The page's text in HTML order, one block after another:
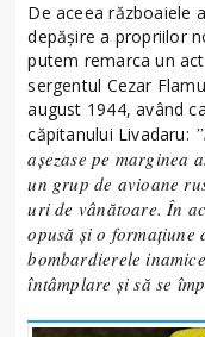
De aceea războaiele
depășire a propriilor
putem remarca un
sergentul Cezar
august 1944, având
căpitanului Livadaru:
așezase pe marginea
un grup de avioane
uri de vânătoare. În
opusă și o
bombardierele
întâmplare și să se